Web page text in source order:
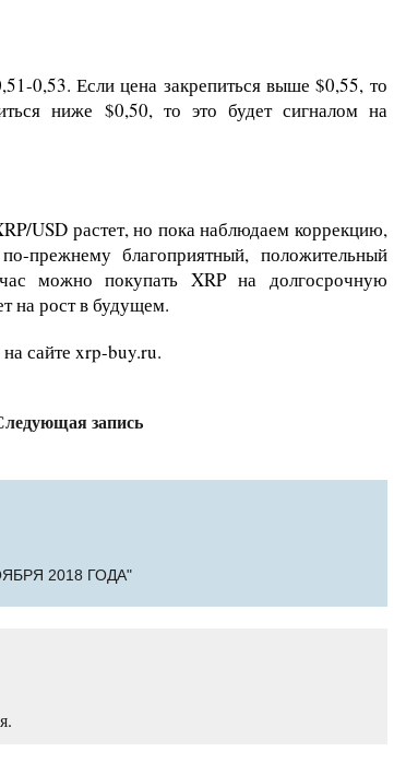
0,53. Если цена закрепиться выше $0,55, то
ниже $0,50, то это будет сигналом на
USD растет, но пока наблюдаем коррекцию,
прежнему благоприятный, положительный
можно покупать XRP на долгосрочную
на рост в будущем.
сайте xrp-buy.ru.
запись
2018 ГОДА"
.